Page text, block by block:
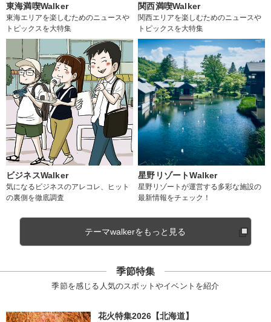
東海満喫Walker
東海エリアを楽しむためのニュースや
トピックスを大特集
関西満喫Walker
関西エリアを楽しむためのニュースや
トピックスを大特集
ビジネスWalker
気になるビジネスのアレコレ、ヒット
の裏側を徹底調査
星野リゾートWalker
星野リゾートが運営する多彩な施設の
最新情報をチェック！
テーマwalkerをもっと見る
季節特集
季節を感じる人気のスポットやイベントを紹介
花火特集2026【北海道】